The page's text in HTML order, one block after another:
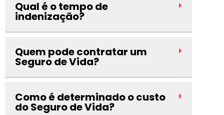
Qual é o tempo de
indenização?
Quem pode contratar um
Seguro de Vida?
Como é determinado o custo
do Seguro de Vida?